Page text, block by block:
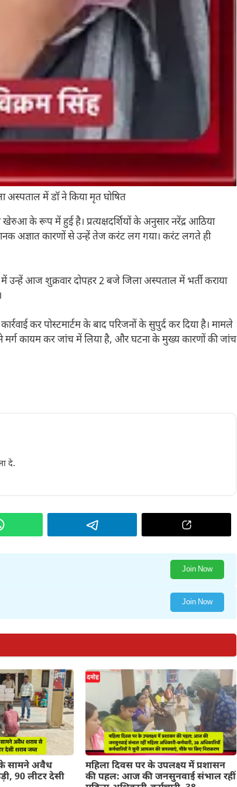
में डॉ ने किया मृत घोषित
के रूप में हुई है। प्रत्यक्षदर्शियों के अनुसार नरेंद्र आठिया
अज्ञात कारणों से उन्हें तेज करंट लग गया। करंट लगते ही
आज शुक्रवार दोपहर 2 बजे जिला अस्पताल में भर्ती कराया
कर पोस्टमार्टम के बाद परिजनों के सुपुर्द कर दिया है। मामले
मर्ग कायम कर जांच में लिया है, और घटना के मुख्य कारणों की जांच
दे.
Join Now
Join Now
के सामने अवैध
90 लीटर देसी
महिला दिवस पर के उपलक्ष्य में प्रशासन
की पहल: आज की जनसुनवाई संभाल रहीं